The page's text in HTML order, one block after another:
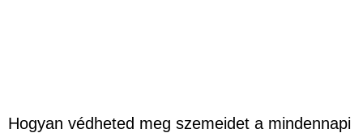
Hogyan védheted meg szemeidet a mindennapi